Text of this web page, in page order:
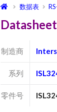
数据表
制造商
系列
零件号